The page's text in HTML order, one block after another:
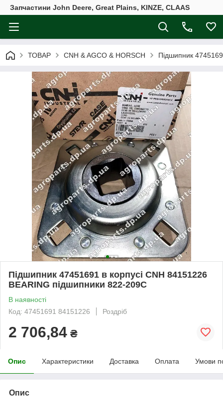
Запчастини John Deere, Great Plains, KINZE, CLAAS
ТОВАР CNH & AGCO & HORSCH Підшипник
Підшипник 47451691 в корпусі CNH 84151226
BEARING підшипники 822-209C
В наявності
Код: 47451691 84151226
Роздріб
2 706,84 ₴
Опис Характеристики Доставка Оплата Умови
Опис